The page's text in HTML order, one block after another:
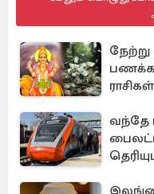
ராசிகள்
வந்தே